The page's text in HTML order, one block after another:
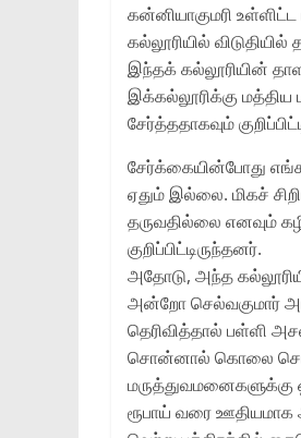
கன்னியாகுமரி
கல்லூரியில்
இந்தக் கல்லூரியின்
இக்கல்லூரிக்கு
சேர்த்ததாகவும்
சேர்க்கையின்போது
ஏதும் இல்லை. மிகச்
தருவதில்லை எனவும்
குறிப்பிட்டிருந்தனர்.
அதோடு, அந்த
அன்றோ செல்வகுமார்
தெரிவித்தால் பள்ளி
சொன்னால் கொலை செய்து
மருத்துவமனைகளுக்கு
ரூபாய் வரை